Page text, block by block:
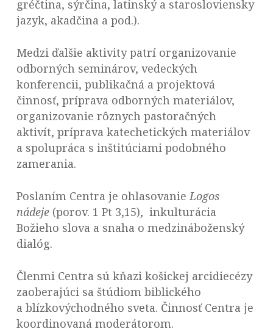
gréčtina, sýrčina, latinský a starosloviensky
jazyk, akadčina a pod.).
Medzi ďalšie aktivity patrí organizovanie
odborných seminárov, vedeckých
konferencii, publikačná a projektová
činnosť, príprava odborných materiálov,
organizovanie rôznych pastoračných
aktivít, príprava katechetických materiálov
a spolupráca s inštitúciami podobného
zamerania.
Poslaním Centra je ohlasovanieLogos
nádeje(porov. 1 Pt 3,15), inkulturácia
Božieho slova a snaha o medzináboženský
dialóg.
Členmi Centra sú kňazi košickej arcidiecézy
zaoberajúci sa štúdiom biblického
a blízkovýchodného sveta. Činnosť Centra je
koordinovaná moderátorom.